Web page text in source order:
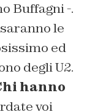
Buffagni -.
le
ed
degli U2.
hanno
voi